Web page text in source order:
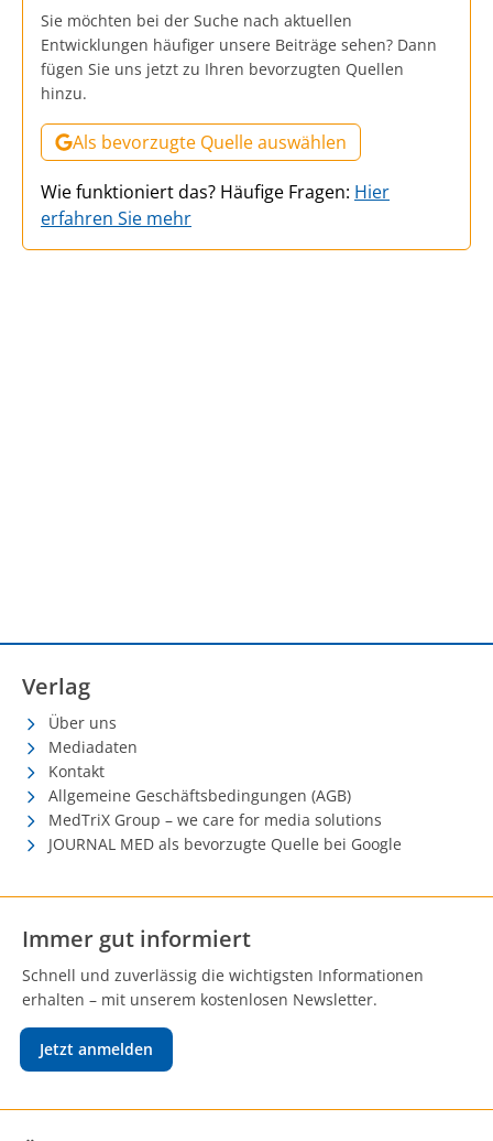
Sie möchten bei der Suche nach aktuellen
Entwicklungen häufiger unsere Beiträge sehen? Dann
fügen Sie uns jetzt zu Ihren bevorzugten Quellen
hinzu.
Als bevorzugte Quelle auswählen
Wie funktioniert das? Häufige Fragen: Hier
erfahren Sie mehr
Verlag
Über uns
Mediadaten
Kontakt
Allgemeine Geschäftsbedingungen (AGB)
MedTriX Group – we care for media solutions
JOURNAL MED als bevorzugte Quelle bei Google
Immer gut informiert
Schnell und zuverlässig die wichtigsten Informationen
erhalten – mit unserem kostenlosen Newsletter.
Jetzt anmelden